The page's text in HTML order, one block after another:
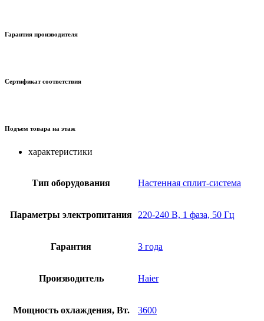
Гарантия производителя
Сертификат соответствия
Подъем товара на этаж
характеристики
Тип оборудования Настенная сплит-система
Параметры электропитания 220-240 В, 1 фаза, 50 Гц
Гарантия 3 года
Производитель Haier
Мощность охлаждения, Вт. 3600